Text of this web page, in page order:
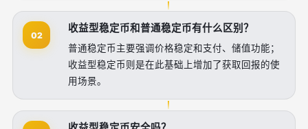
02
收益型稳定币和普通稳定币有什么区别？
普通稳定币主要强调价格稳定和支付、储值功能；
收益型稳定币则是在此基础上增加了获取回报的使
用场景。